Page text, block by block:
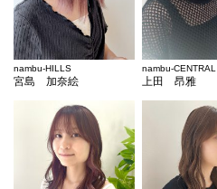
nambu-HILLS
宮島 加奈絵
nambu-CENTRAL
上田 昂雅